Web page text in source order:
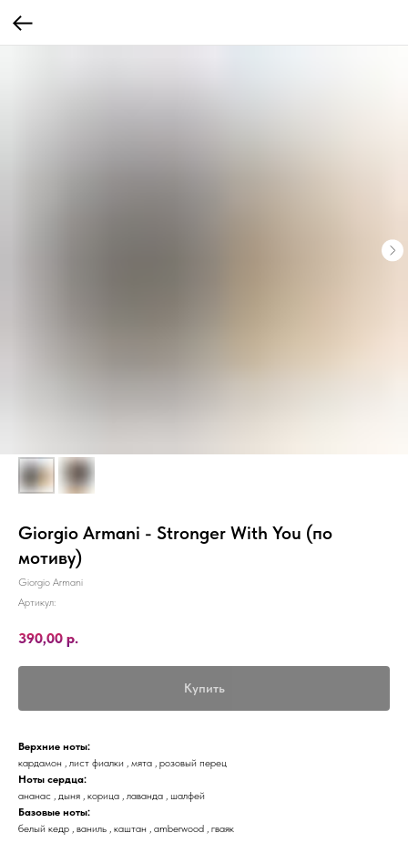
Giorgio Armani - Stronger With You (по
мотиву)
Giorgio Armani
Артикул:
390,00 р.
Купить
Верхние ноты:
кардамон , лист фиалки , мята , розовый перец
Ноты сердца:
ананас , дыня , корица , лаванда , шалфей
Базовые ноты:
белый кедр , ваниль , каштан , amberwood , гваяк